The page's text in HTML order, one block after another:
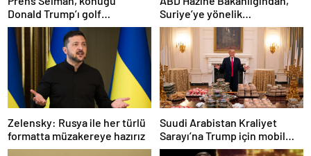
Donald Trump’ı golf
arabasıyla yemeğe götürdü
Suriye’ye yönelik
yaptırımların hafifletilmesi
için adım
Zelensky: Rusya ile her türlü
formatta müzakereye hazırız
Suudi Arabistan Kraliyet
Sarayı’na Trump için mobil
McDonald’s şubesi kuruldu